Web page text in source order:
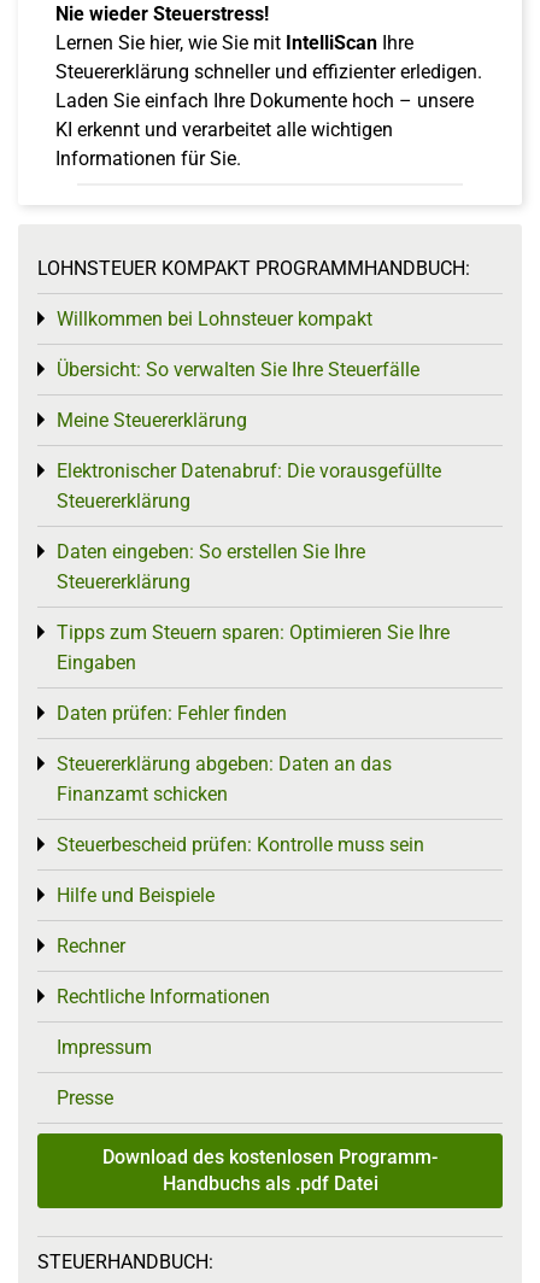
Nie wieder Steuerstress!
Lernen Sie hier, wie Sie mit IntelliScan Ihre
Steuererklärung schneller und effizienter erledigen.
Laden Sie einfach Ihre Dokumente hoch – unsere
KI erkennt und verarbeitet alle wichtigen
Informationen für Sie.
LOHNSTEUER KOMPAKT PROGRAMMHANDBUCH:
Willkommen bei Lohnsteuer kompakt
Toggle menu
Übersicht: So verwalten Sie Ihre Steuerfälle
Toggle menu
Meine Steuererklärung
Toggle menu
Elektronischer Datenabruf: Die vorausgefüllte
Steuererklärung
Toggle menu
Daten eingeben: So erstellen Sie Ihre
Steuererklärung
Toggle menu
Tipps zum Steuern sparen: Optimieren Sie Ihre
Eingaben
Toggle menu
Daten prüfen: Fehler finden
Toggle menu
Steuererklärung abgeben: Daten an das
Finanzamt schicken
Toggle menu
Steuerbescheid prüfen: Kontrolle muss sein
Toggle menu
Hilfe und Beispiele
Toggle menu
Rechner
Toggle menu
Rechtliche Informationen
Toggle menu
Impressum
Presse
Download des kostenlosen Programm-
Handbuchs als .pdf Datei
STEUERHANDBUCH: